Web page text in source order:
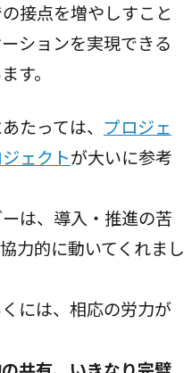
接点を増やしすこと
ションを実現できる
す。
たっては、 プロジェ
ェクトが大いに参考
は、導入・推進の苦
力的に動いてくれまし
には、相応の労力が